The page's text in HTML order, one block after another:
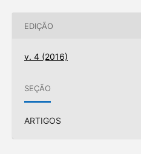
EDIÇÃO
v. 4 (2016)
SEÇÃO
ARTIGOS